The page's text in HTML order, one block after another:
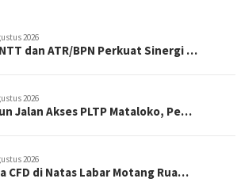
2026
dan ATR/BPN Perkuat Sinergi …
2026
Jalan Akses PLTP Mataloko, Pe…
2026
CFD di Natas Labar Motang Rua…